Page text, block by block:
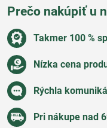
Prečo nakúpiť u
Takmer 100 %
Nízka cena
Rýchla
Pri nákupe nad